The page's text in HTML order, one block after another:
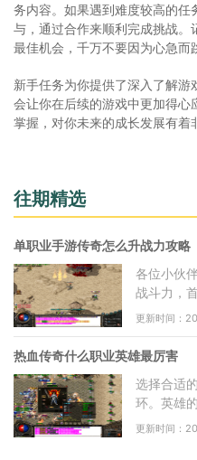
务内容。如果遇到难度较高的任
与，通过合作来顺利完成挑战。
最佳机会，千万不要因为心急而
新手任务为你提供了深入了解
会让你在后续的游戏中更加得心
掌握，对你未来的成长发展有着
往期精选
单职业手游传奇怎么升战力攻略
各位小伙
战斗力，
期，大家
些
更新时间：
热血传奇什么职业英雄最厉害
选择合适
环。英雄
以及与你
更新时间：